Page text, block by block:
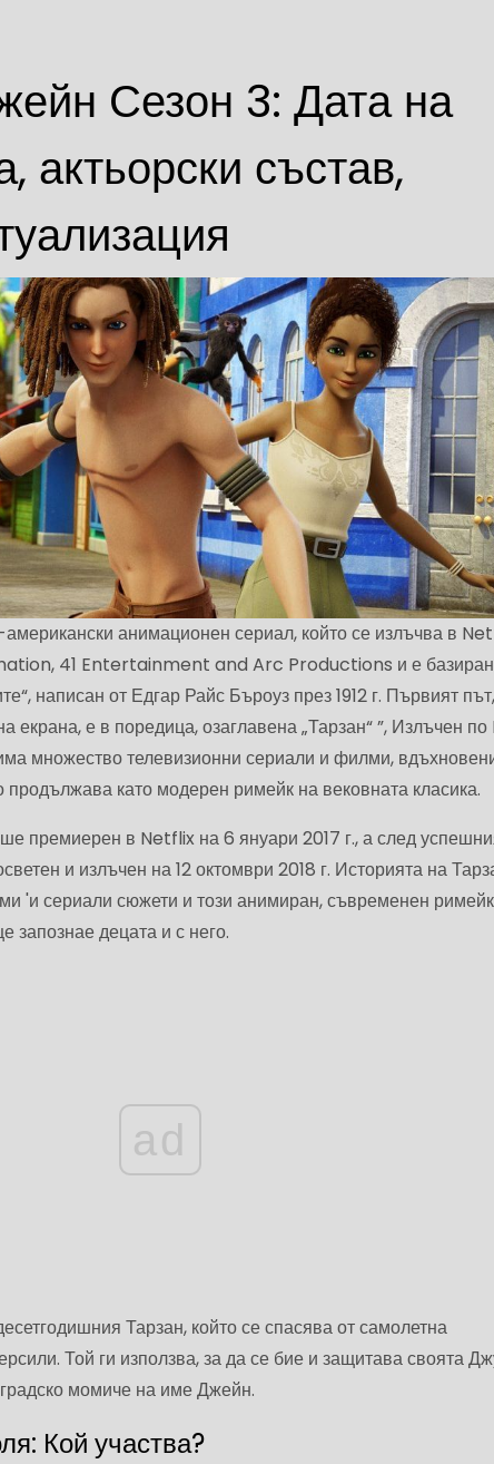
Сезон 3: Дата на
актьорски състав,
анимационен сериал, който се излъчва в
41 Entertainment and Arc Productions и е
написан от Едгар Райс Бъроуз през 1912 г. Първият път,
екрана, е в поредица, озаглавена „Тарзан“ ”, Излъчен по
множество телевизионни сериали и филми,
продължава като модерен римейк на вековната класика.
премиерен в Netflix на 6 януари 2017 г., а след
и излъчен на 12 октомври 2018 г. Историята на
'и сериали сюжети и този анимиран, съвременен
запознае децата и с него.
ad
Тарзан, който се спасява от самолетна
Той ги използва, за да се бие и защитава своята
момиче на име Джейн.
Кой участва?